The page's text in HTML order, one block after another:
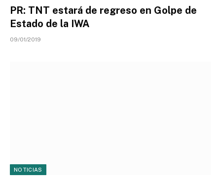
PR: TNT estará de regreso en Golpe de
Estado de la IWA
09/01/2019
NOTICIAS